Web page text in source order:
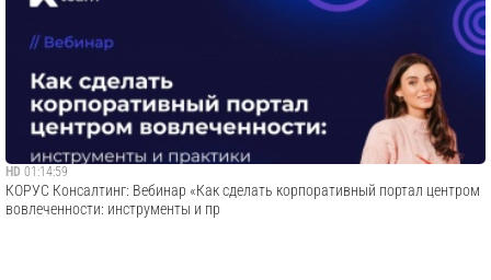
HD 01:14:59
​КОРУС Консалтинг: Вебинар «Как сделать корпоративный портал центром
вовлеченности: инструменты и пр